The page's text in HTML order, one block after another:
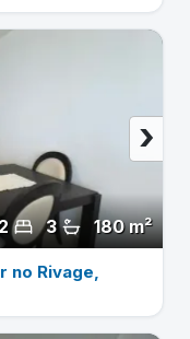
180 m²
3
2
›
no Rivage,